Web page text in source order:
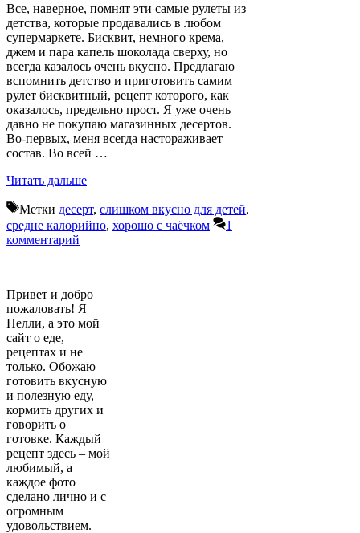
Все, наверное, помнят эти самые рулеты из
детства, которые продавались в любом
супермаркете. Бисквит, немного крема,
джем и пара капель шоколада сверху, но
всегда казалось очень вкусно. Предлагаю
вспомнить детство и приготовить самим
рулет бисквитный, рецепт которого, как
оказалось, предельно прост. Я уже очень
давно не покупаю магазинных десертов.
Во-первых, меня всегда настораживает
состав. Во всей …
Читать дальше
Метки десерт, слишком вкусно для детей,
средне калорийно, хорошо с чаёчком
1
комментарий
Привет и добро
пожаловать! Я
Нелли, а это мой
сайт о еде,
рецептах и не
только. Обожаю
готовить вкусную
и полезную еду,
кормить других и
говорить о
готовке. Каждый
рецепт здесь – мой
любимый, а
каждое фото
сделано лично и с
огромным
удовольствием.